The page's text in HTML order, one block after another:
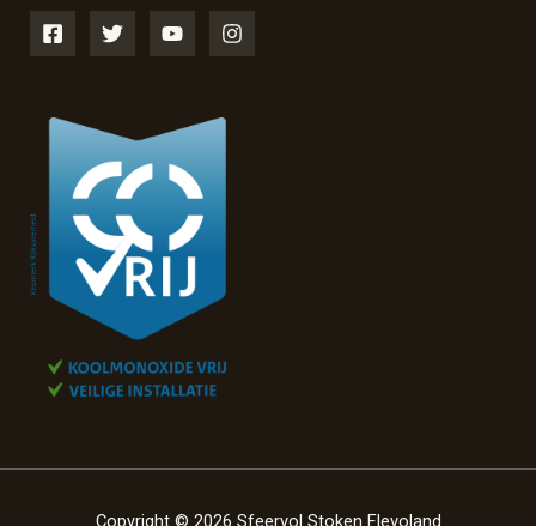
Copyright © 2026 Sfeervol Stoken Flevoland